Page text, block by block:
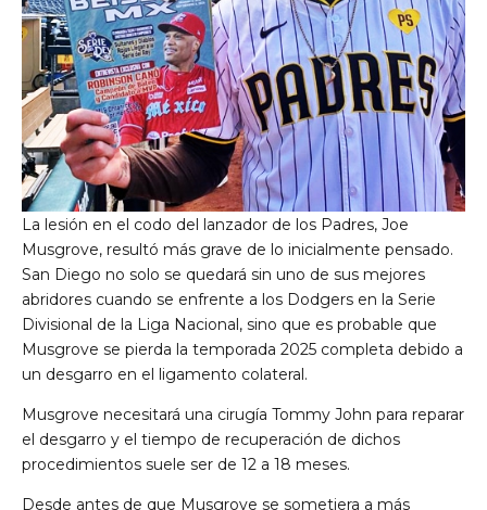
La lesión en el codo del lanzador de los Padres, Joe
Musgrove, resultó más grave de lo inicialmente pensado.
San Diego no solo se quedará sin uno de sus mejores
abridores cuando se enfrente a los Dodgers en la Serie
Divisional de la Liga Nacional, sino que es probable que
Musgrove se pierda la temporada 2025 completa debido a
un desgarro en el ligamento colateral.
Musgrove necesitará una cirugía Tommy John para reparar
el desgarro y el tiempo de recuperación de dichos
procedimientos suele ser de 12 a 18 meses.
Desde antes de que Musgrove se sometiera a más